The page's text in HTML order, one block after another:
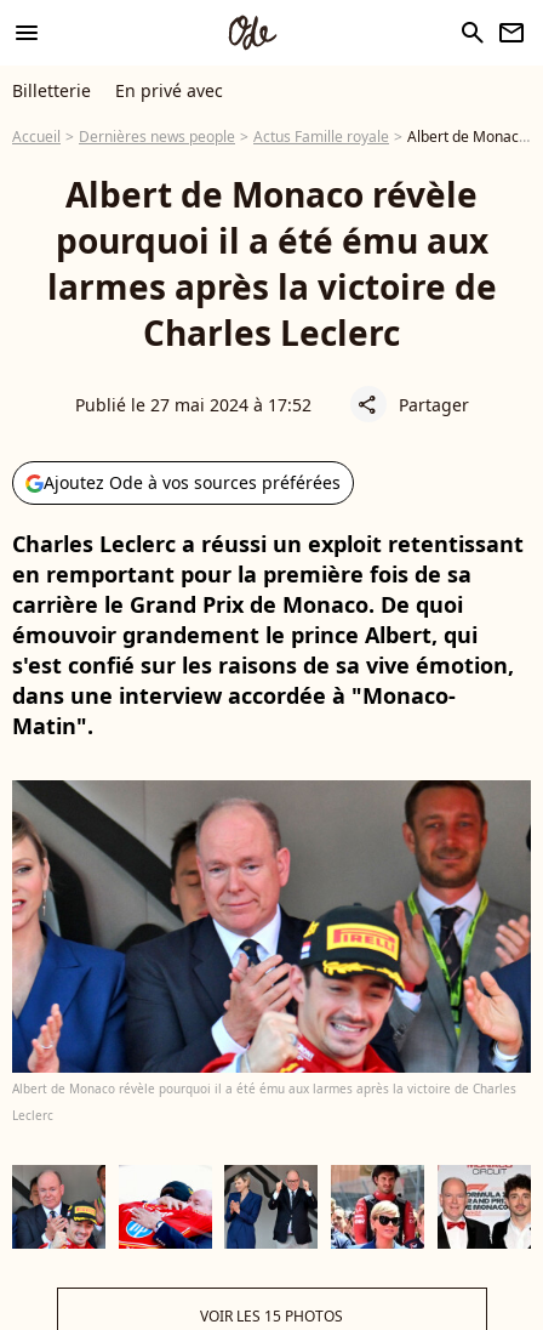
menu search newsletter
Billetterie En privé avec
Accueil Dernières news people Actus Famille royale Albert de Monaco révèle pourquoi il a été ému aux larmes après la victoire de Charles Leclerc
Albert de Monaco révèle
pourquoi il a été ému aux
larmes après la victoire de
Charles Leclerc
Publié le 27 mai 2024 à 17:52 share Partager
Ajoutez Ode à vos sources préférées
Charles Leclerc a réussi un exploit retentissant
en remportant pour la première fois de sa
carrière le Grand Prix de Monaco. De quoi
émouvoir grandement le prince Albert, qui
s'est confié sur les raisons de sa vive émotion,
dans une interview accordée à "Monaco-
Matin".
Albert de Monaco révèle pourquoi il a été ému aux larmes après la victoire de Charles
Leclerc
VOIR LES 15 PHOTOS